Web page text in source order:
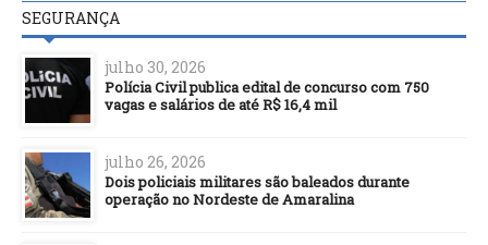
SEGURANÇA
julho 30, 2026
Polícia Civil publica edital de concurso com 750
vagas e salários de até R$ 16,4 mil
julho 26, 2026
Dois policiais militares são baleados durante
operação no Nordeste de Amaralina